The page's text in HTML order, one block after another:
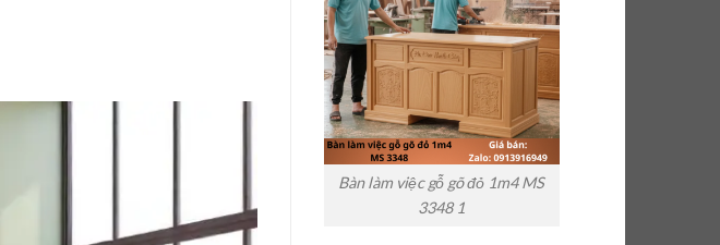
Bàn làm việc gỗ gõ đỏ 1m4 MS
3348 1